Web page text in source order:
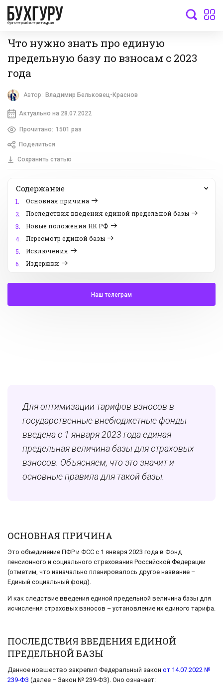
бухгалтерский интернет-журнал
Что нужно знать про единую
предельную базу по взносам с 2023
года
Автор: Владимир Бельковец-Краснов
Актуально на 28.07.2022
Прочитано: 1501 раз
Поделиться
Сохранить статью
Содержание
1.
Основная причина
2.
Последствия введения единой предельной базы
3.
Новые положения НК РФ
4.
Пересмотр единой базы
5.
Исключения
6.
Издержки
Наш телеграм
Для оптимизации тарифов взносов в
государственные внебюджетные фонды
введена с 1 января 2023 года единая
предельная величина базы для страховых
взносов. Объясняем, что это значит и
основные правила для такой базы.
ОСНОВНАЯ ПРИЧИНА
Это объединение ПФР и ФСС с 1 января 2023 года в Фонд
пенсионного и социального страхования Российской Федерации
(отметим, что изначально планировалось другое название –
Единый социальный фонд).
И как следствие введения единой предельной величина базы для
исчисления страховых взносов – установление их единого тарифа.
ПОСЛЕДСТВИЯ ВВЕДЕНИЯ ЕДИНОЙ
ПРЕДЕЛЬНОЙ БАЗЫ
Данное новшество закрепил Федеральный закон от 14.07.2022 №
239-ФЗ (далее – Закон № 239-ФЗ). Оно означает: